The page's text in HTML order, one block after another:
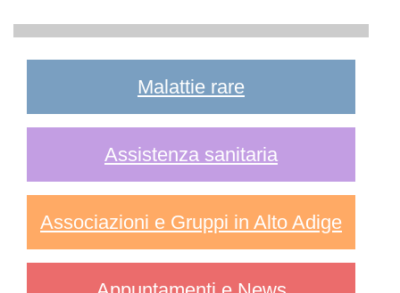
Malattie rare
Assistenza sanitaria
Associazioni e Gruppi in Alto Adige